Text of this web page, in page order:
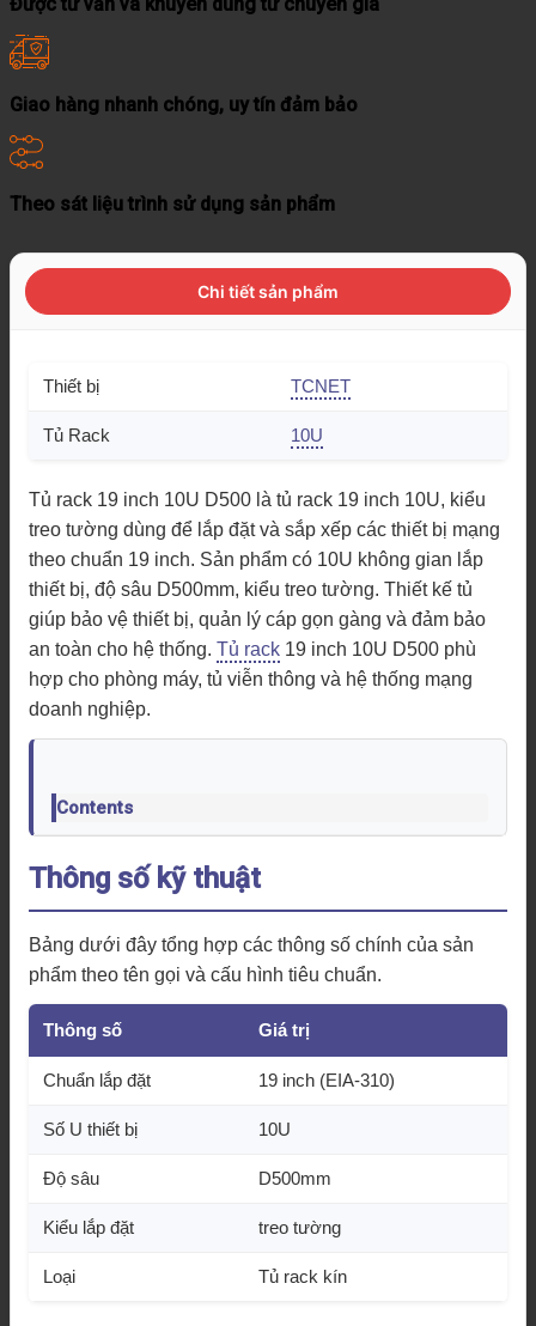
Giao hàng nhanh chóng, uy tín đảm bảo
Theo sát liệu trình sử dụng sản phẩm
Chi tiết sản phẩm
Thiết bị TCNET
Tủ Rack 10U
Tủ rack 19 inch 10U D500 là tủ rack 19 inch 10U, kiểu
treo tường dùng để lắp đặt và sắp xếp các thiết bị mạng
theo chuẩn 19 inch. Sản phẩm có 10U không gian lắp
thiết bị, độ sâu D500mm, kiểu treo tường. Thiết kế tủ
giúp bảo vệ thiết bị, quản lý cáp gọn gàng và đảm bảo
an toàn cho hệ thống. Tủ rack 19 inch 10U D500 phù
hợp cho phòng máy, tủ viễn thông và hệ thống mạng
doanh nghiệp.
Contents
Thông số kỹ thuật
Bảng dưới đây tổng hợp các thông số chính của sản
phẩm theo tên gọi và cấu hình tiêu chuẩn.
Thông số Giá trị
Chuẩn lắp đặt 19 inch (EIA-310)
Số U thiết bị 10U
Độ sâu D500mm
Kiểu lắp đặt treo tường
Loại Tủ rack kín